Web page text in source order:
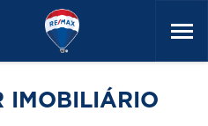
IMOBILIÁRIO